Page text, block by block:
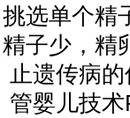
挑选单个精
精子少，精
止遗传病
管婴儿技